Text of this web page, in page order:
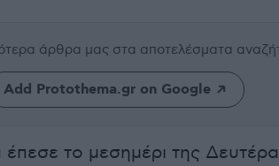
άρθρα μας στα αποτελέσματα
Add Protothema.gr on Google
το μεσημέρι της